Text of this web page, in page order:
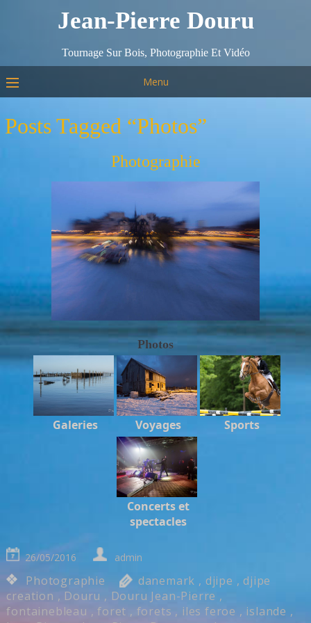
Jean-Pierre Douru
Tournage Sur Bois, Photographie Et Vidéo
Menu
Posts Tagged “photos”
Photographie
Photos
Galeries Voyages Sports
Concerts et
spectacles
26/05/2016 admin
Photographie danemark , djipe ,djipe
creation , Douru , Douru Jean-Pierre ,
fontainebleau ,foret , forets , iles feroe , islande ,